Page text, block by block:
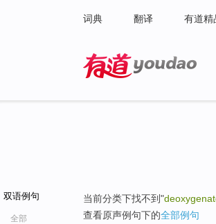
词典 翻译 有道精
双语例句
全部
当前分类下找不到"
查看原声例句下的全部例句